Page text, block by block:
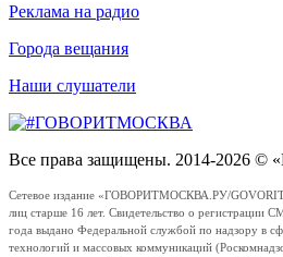
Реклама на радио
Города вещания
Наши слушатели
Все права защищены. 2014-2026 ©
Сетевое издание «ГОВОРИТМОСКВА.РУ/
лиц старше 16 лет. Свидетельство о
года выдано Федеральной службой по надзору в
технологий и массовых коммуникаций